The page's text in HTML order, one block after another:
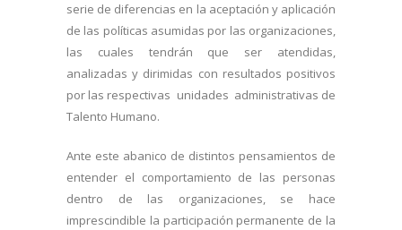
serie de diferencias en la aceptación y aplicación
de las políticas asumidas por las organizaciones,
las cuales tendrán que ser atendidas,
analizadas y dirimidas con resultados positivos
por las respectivas unidades administrativas de
Talento Humano.
Ante este abanico de distintos pensamientos de
entender el comportamiento de las personas
dentro de las organizaciones, se hace
imprescindible la participación permanente de la